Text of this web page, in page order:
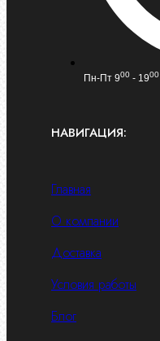
Пн-Пт 900 - 1900
НАВИГАЦИЯ:
Главная
О компании
Доставка
Условия работы
Блог